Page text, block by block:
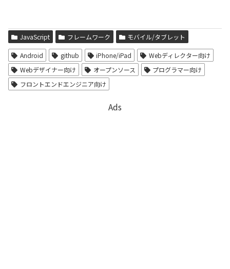
JavaScript フレームワーク モバイル/タブレット
Android github iPhone/iPad
Webディレクター向け
Webデザイナー向け
オープンソース
プログラマー向け
フロントエンドエンジニア向け
Ads